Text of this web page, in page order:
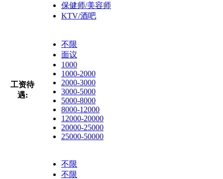
保健师/美容师
KTV/酒吧
工资待
遇:
不限
面议
1000
1000-2000
2000-3000
3000-5000
5000-8000
8000-12000
12000-20000
20000-25000
25000-50000
不限
不限